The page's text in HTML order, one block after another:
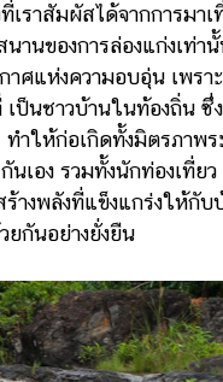
สัมผัสได้จากการมาเที่
านของการล่องแก่งเท่า
าศแห่งความอบอุ่น เพรา
ป็นชาวบ้านในท้องถิ่น ซึ่
ำให้ก่อเกิดทั้งมิตรภาพร
นเอง รวมทั้งนักท่องเที่ยว
งพลังที่แข็งแกร่งให้กับ
ยกันอย่างยั่งยืน